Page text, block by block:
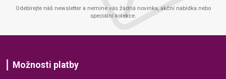
Odebírejte náš newsletter a nemine vás žádná novinka, akční nabídka nebo
speciální kolekce.
Možnosti platby